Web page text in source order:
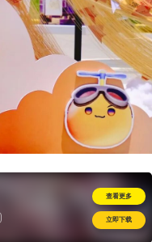
查看更多
立即下载